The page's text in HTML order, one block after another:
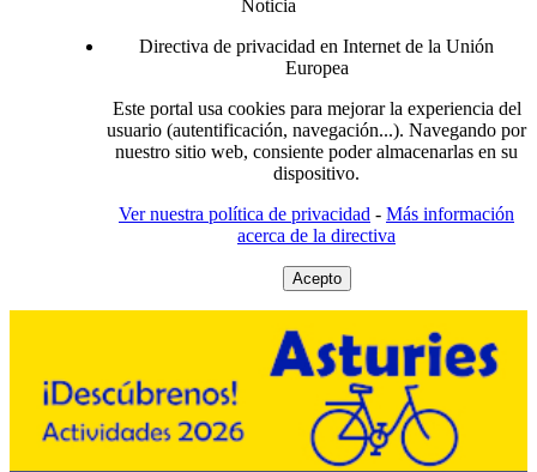
Noticia
Directiva de privacidad en Internet de la Unión
Europea
Este portal usa cookies para mejorar la experiencia del
usuario (autentificación, navegación...). Navegando por
nuestro sitio web, consiente poder almacenarlas en su
dispositivo.
Ver nuestra política de privacidad - Más información
acerca de la directiva
Acepto